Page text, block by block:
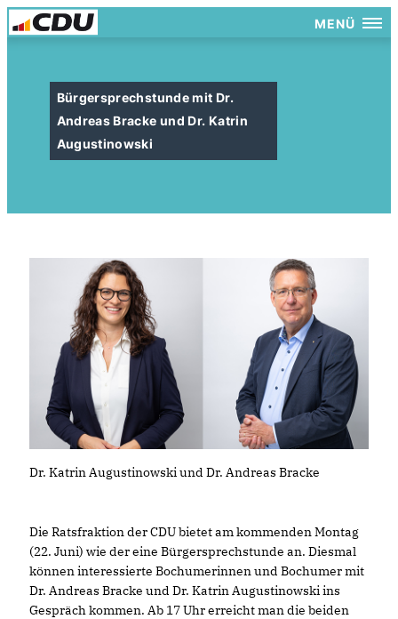
MENÜ
Bürgersprechstunde mit Dr.
Andreas Bracke und Dr. Katrin
Augustinowski
Dr. Katrin Augustinowski und Dr. Andreas Bracke
Die Ratsfraktion der CDU bietet am kommenden Montag
(22. Juni) wie der eine Bürgersprechstunde an. Diesmal
können interessierte Bochumerinnen und Bochumer mit
Dr. Andreas Bracke und Dr. Katrin Augustinowski ins
Gespräch kommen. Ab 17 Uhr erreicht man die beiden